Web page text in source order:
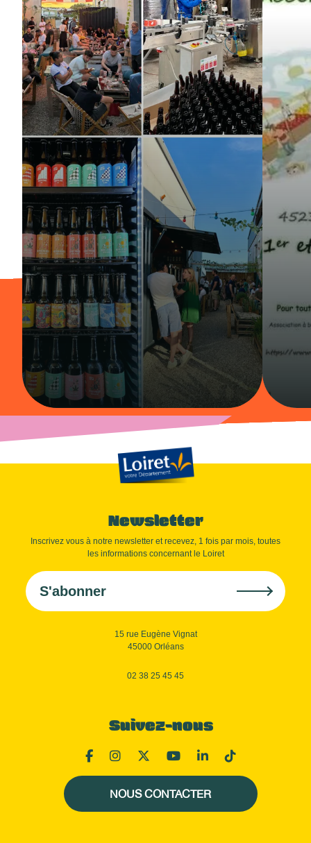
Newsletter
Inscrivez vous à notre newsletter et recevez, 1 fois par mois, toutes
les informations concernant le Loiret
S'abonner
15 rue Eugène Vignat
45000 Orléans
02 38 25 45 45
Suivez-nous
NOUS CONTACTER